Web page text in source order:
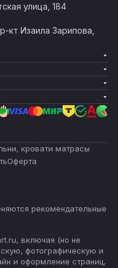
улица, 184
кт Изаила Зарипова,
кровати матрасы
Оферта
рекомендательные
включая (но не
фотографическую и
и оформление страниц,